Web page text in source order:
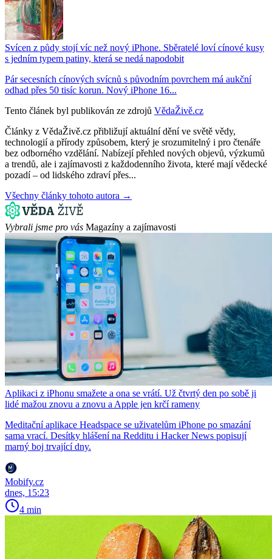
Svícen z půdy stojí víc než nový iPhone. Sběratelé loví cínové kusy
s jedním typem patiny, která se nedá napodobit
Pár secesních cínových svícnů s původním povrchem má aukční
odhad přes 50 tisíc korun. Nový iPhone 16...
Tento článek byl publikován ze zdrojů VědaŽivě.cz
Články z VědaŽivě.cz přibližují aktuální dění ve světě vědy,
technologií a přírody způsobem, který je srozumitelný i pro čtenáře
bez odborného vzdělání. Nabízejí přehled nových objevů, výzkumů
a trendů, ale i zajímavosti z každodenního života, které mají vědecké
pozadí – od lidského zdraví přes...
Všechny články tohoto autora →
Vybrali jsme pro vás Magazíny a zajímavosti
Aplikaci z iPhonu smažete a ona se vrátí. Už čtvrtý den po sobě ji
lidé mažou znovu a znovu a Apple jen krčí rameny
Meditační aplikace Headspace se uživatelům iPhone po smazání
sama vrací. Desítky hlášení na Redditu i Hacker News popisují
marný boj trvající dny.
Mobify.cz
dnes, 15:23
4 min